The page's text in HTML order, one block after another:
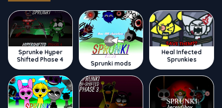
Sprunke Hyper
Shifted Phase 4
Sprunki mods
Heal Infected
Sprunkies